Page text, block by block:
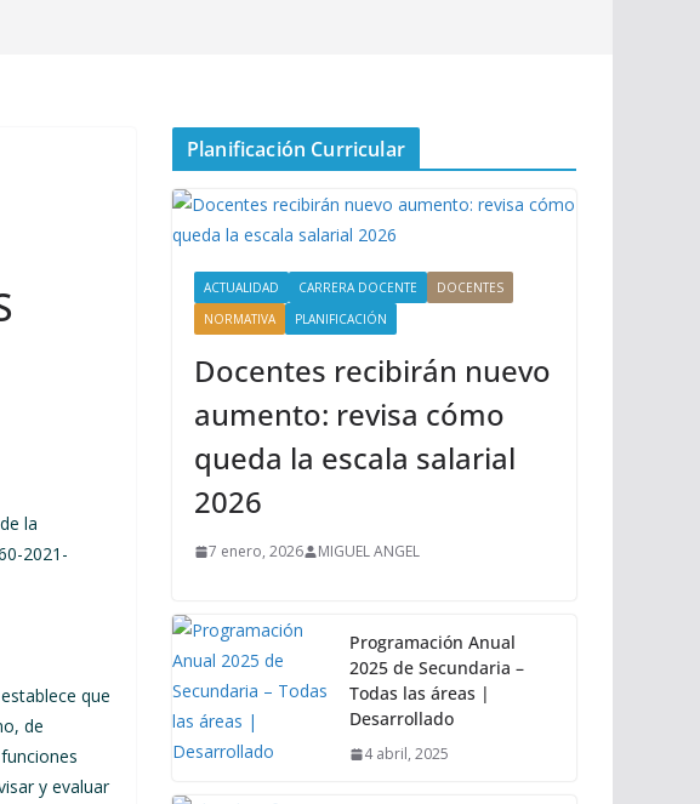
la
2021-
que
de
y evaluar
Planificación Curricular
ACTUALIDAD CARRERA DOCENTE
DOCENTES
NORMATIVA
PLANIFICACIÓN
Docentes recibirán nuevo
aumento: revisa cómo
queda la escala salarial
2026
7 enero, 2026 MIGUEL ANGEL
Programación Anual
2025 de Secundaria –
Todas las áreas |
Desarrollado
4 abril, 2025